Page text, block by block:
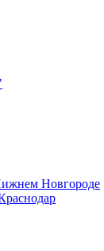
Новгороде